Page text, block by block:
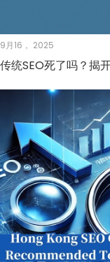
9月16， 2025
传统SEO死了吗？揭